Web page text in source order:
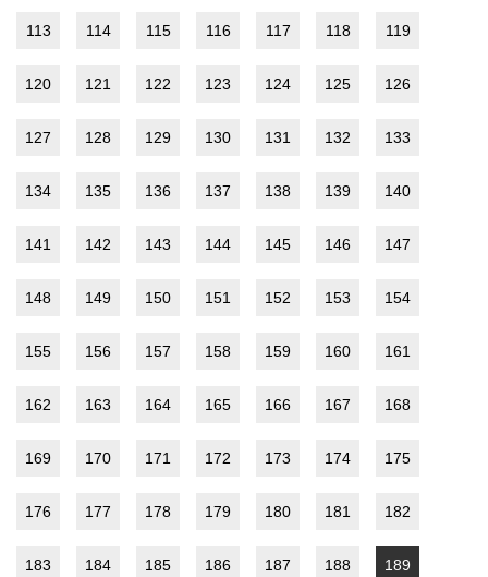
113 114 115 116 117 118 119
120 121 122 123 124 125 126
127 128 129 130 131 132 133
134 135 136 137 138 139 140
141 142 143 144 145 146 147
148 149 150 151 152 153 154
155 156 157 158 159 160 161
162 163 164 165 166 167 168
169 170 171 172 173 174 175
176 177 178 179 180 181 182
183 184 185 186 187 188 189